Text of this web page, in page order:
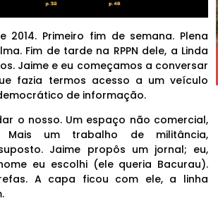
2014. Primeiro fim de semana. Plena
Fim de tarde na RPPN dele, a Linda
Jaime e eu começamos a conversar
fazia termos acesso a um veículo
de informação.
o nosso. Um espaço não comercial,
Mais um trabalho de militância,
Jaime propôs um jornal; eu,
eu escolhi (ele queria Bacurau).
A capa ficou com ele, a linha